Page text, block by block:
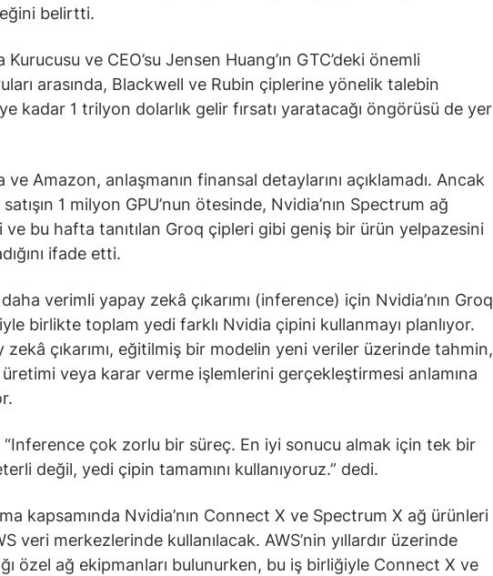
belirtti.
Kurucusu ve CEO’su Jensen Huang’ın GTC’deki önemli
arasında, Blackwell ve Rubin çiplerine yönelik talebin
kadar 1 trilyon dolarlık gelir fırsatı yaratacağı öngörüsü de yer
ve Amazon, anlaşmanın finansal detaylarını açıklamadı. Ancak
1 milyon GPU’nun ötesinde, Nvidia’nın Spectrum ağ
ve bu hafta tanıtılan Groq çipleri gibi geniş bir ürün yelpazesini
ifade etti.
verimli yapay zekâ çıkarımı (inference) için Nvidia’nın Groq
birlikte toplam yedi farklı Nvidia çipini kullanmayı planlıyor.
zekâ çıkarımı, eğitilmiş bir modelin yeni veriler üzerinde tahmin,
veya karar verme işlemlerini gerçekleştirmesi anlamına
“Inference çok zorlu bir süreç. En iyi sonucu almak için tek bir
değil, yedi çipin tamamını kullanıyoruz.” dedi.
kapsamında Nvidia’nın Connect X ve Spectrum X ağ ürünleri
veri merkezlerinde kullanılacak. AWS’nin yıllardır üzerinde
özel ağ ekipmanları bulunurken, bu iş birliğiyle Connect X ve